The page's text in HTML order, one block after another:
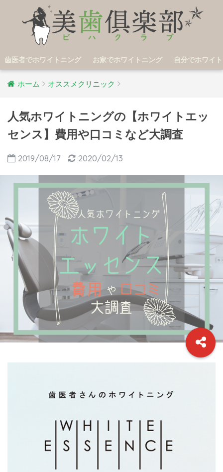
歯医者でホワイトニング お家でホワイトニング 自分でホワイ
ホーム オススメクリニック
人気ホワイトニングの【ホワイトエッ
センス】費用や口コミなど大調査
2019/08/17 2020/02/13